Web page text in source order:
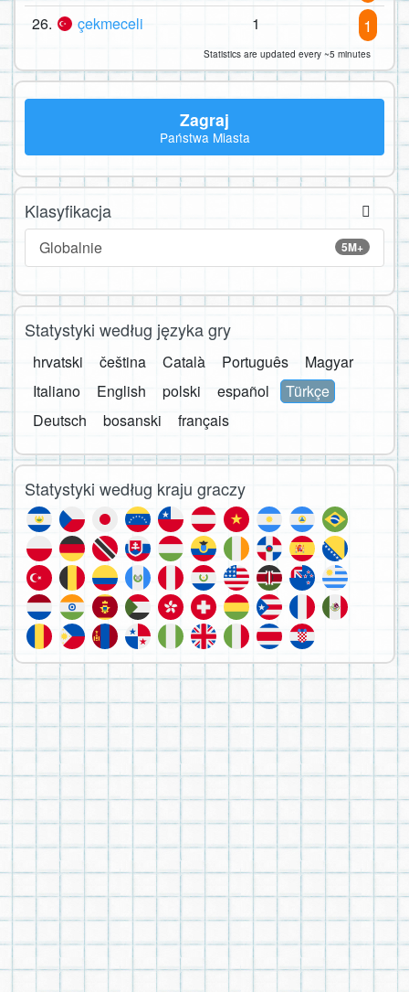
26. çekmeceli 1 1
Statistics are updated every ~5 minutes
Zagraj
Państwa Miasta
Klasyfikacja
5M+
Globalnie
Statystyki według języka gry
hrvatski čeština Català Português
Magyar
Italiano
English polski español
Türkçe
Deutsch
bosanski français
Statystyki według kraju graczy